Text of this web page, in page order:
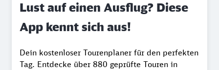
Lust auf einen Ausflug? Diese
App kennt sich aus!
Dein kostenloser Tourenplaner für den perfekten
Tag. Entdecke über 880 geprüfte Touren in